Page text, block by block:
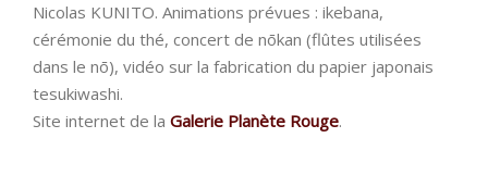
Nicolas KUNITO. Animations prévues : ikebana,
cérémonie du thé, concert de nōkan (flûtes utilisées
dans le nō), vidéo sur la fabrication du papier japonais
tesukiwashi.
Site internet de la Galerie Planète Rouge.